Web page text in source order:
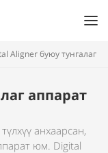
Aligner буюу тунгалаг
аппарат
анхаарсан,
юм. Digital